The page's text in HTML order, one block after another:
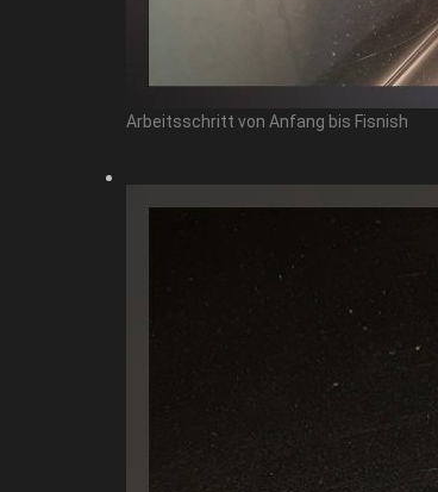
Arbeitsschritt von Anfang bis Fisnish